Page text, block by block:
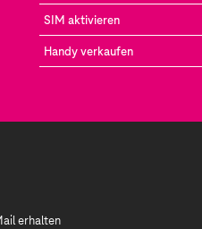
SIM aktivieren
Handy verkaufen
erhalten